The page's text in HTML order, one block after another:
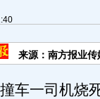
来源：南方报业
一司机烧